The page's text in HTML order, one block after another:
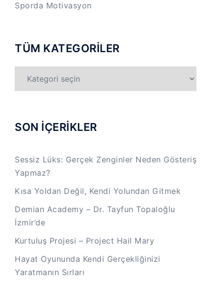
Sporda Motivasyon
TÜM KATEGORİLER
KATEGORİLER
SON İÇERİKLER
Sessiz Lüks: Gerçek Zenginler Neden Gösteriş
Yapmaz?
Kısa Yoldan Değil, Kendi Yolundan Gitmek
Demian Academy – Dr. Tayfun Topaloğlu
İzmir’de
Kurtuluş Projesi – Project Hail Mary
Hayat Oyununda Kendi Gerçekliğinizi
Yaratmanın Sırları